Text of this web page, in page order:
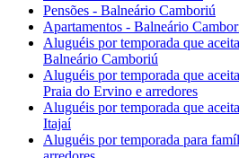
Pensões - Balneário Camboriú
Apartamentos - Balneário
Aluguéis por temporada que
Balneário Camboriú
Aluguéis por temporada que
Praia do Ervino e arredores
Aluguéis por temporada que
Itajaí
Aluguéis por temporada para